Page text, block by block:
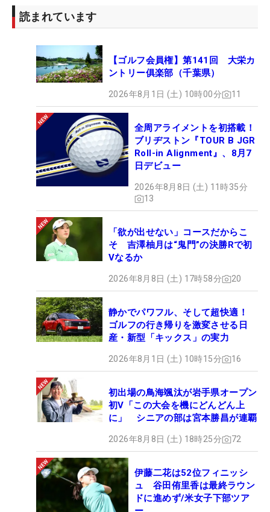
読まれています
【ゴルフ会員権】第141回 大栄カ
ントリー俱楽部（千葉県）
2026年8月1日 (土) 10時00分 11
全周アライメントを初搭載！
ブリヂストン『TOUR B JGR
Roll-in Alignment』、8月7
日デビュー
2026年8月8日 (土) 11時35分
13
「欲が出せない」コースだからこ
そ 吉澤柚月は“鬼門”の決勝Rで初
Vなるか
2026年8月8日 (土) 17時58分 20
静かでパワフル、そして超快適！
ゴルフの行き帰りを激変させる日
産・新型「キックス」の実力
2026年8月1日 (土) 10時15分 16
初出場の鳥海颯汰が岩手県オープン
初V「この大会を機にどんどん上
に」 シニアの部は宮本勝昌が連覇
2026年8月8日 (土) 18時25分 72
伊藤二花は52位フィニッシ
ュ 谷田侑里香は最終ラウン
ドに進めず/米女子下部ツア